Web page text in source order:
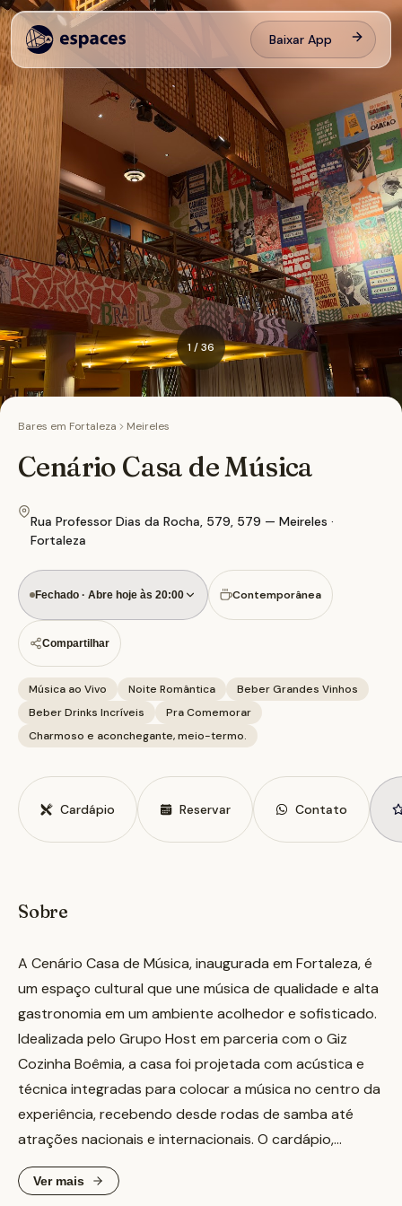
Baixar App
1 /36
Bares em Fortaleza Meireles
Cenário Casa de Música
Rua Professor Dias da Rocha, 579, 579 — Meireles ·
Fortaleza
Fechado · Abre hoje às 20:00 Contemporânea
Compartilhar
Música ao Vivo Noite Romântica
Beber Grandes Vinhos
Beber Drinks Incríveis
Pra Comemorar
Charmoso e aconchegante, meio-termo.
Cardápio Reservar Contato
Sobre
A Cenário Casa de Música, inaugurada em Fortaleza, é
um espaço cultural que une música de qualidade e alta
gastronomia em um ambiente acolhedor e sofisticado.
Idealizada pelo Grupo Host em parceria com o Giz
Cozinha Boêmia, a casa foi projetada com acústica e
técnica integradas para colocar a música no centro da
experiência, recebendo desde rodas de samba até
atrações nacionais e internacionais. O cardápio,
assinado pela chef Louise Benevides, valoriza
ingredientes nobres em propostas que mesclam
Ver mais